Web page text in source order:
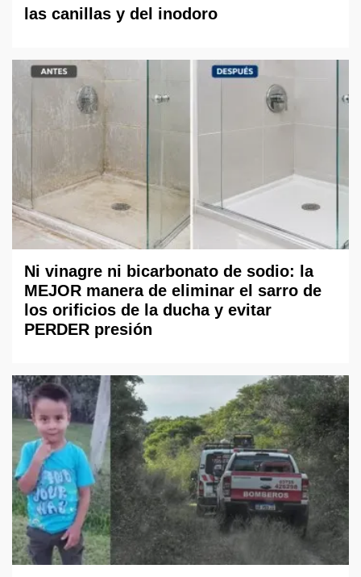
las canillas y del inodoro
Ni vinagre ni bicarbonato de sodio: la
MEJOR manera de eliminar el sarro de
los orificios de la ducha y evitar
PERDER presión